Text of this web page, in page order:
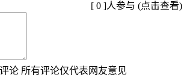
[ 0 ]人参与 (点击查看)
论 所有评论仅代表网友意见